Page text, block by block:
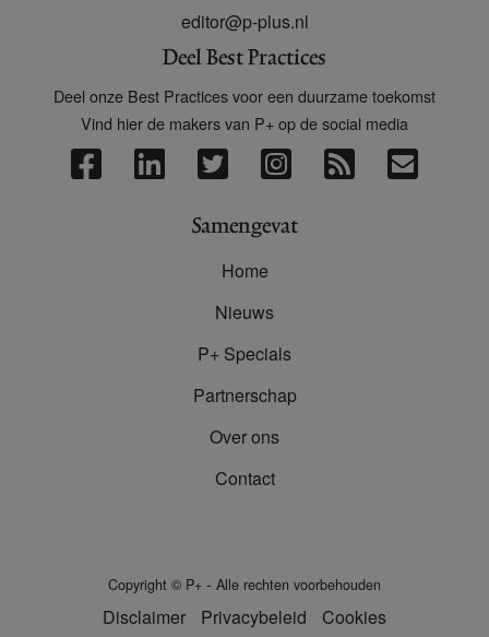
editor@p-plus.nl
Deel Best Practices
Deel onze Best Practices voor een duurzame toekomst
Vind hier de makers van P+ op de social media
Samengevat
Home
Nieuws
P+ Specials
Partnerschap
Over ons
Contact
Copyright © P+ - Alle rechten voorbehouden
Disclaimer Privacybeleid Cookies